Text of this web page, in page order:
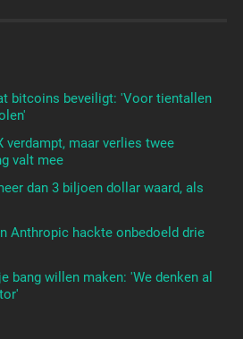
bitcoins beveiligt: 'Voor tientallen
verdampt, maar verlies twee
valt mee
dan 3 biljoen dollar waard, als
Anthropic hackte onbedoeld drie
bang willen maken: 'We denken al